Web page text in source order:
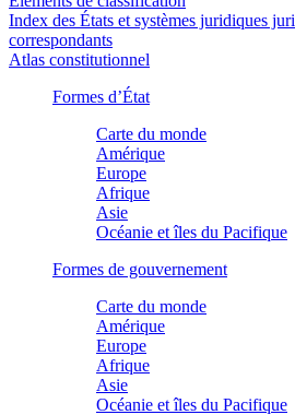
Index des États et systèmes juridiques
correspondants
Atlas constitutionnel
Formes d’État
Carte du monde
Amérique
Europe
Afrique
Asie
Océanie et îles du Pacifique
Formes de gouvernement
Carte du monde
Amérique
Europe
Afrique
Asie
Océanie et îles du Pacifique